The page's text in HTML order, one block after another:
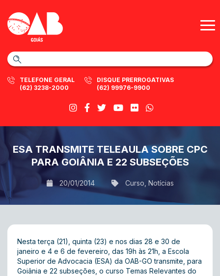
TELEFONE GERAL
(62) 3238-2000
DISQUE PRERROGATIVAS
(62) 99976-9900
ESA TRANSMITE TELEAULA SOBRE CPC
PARA GOIÂNIA E 22 SUBSEÇÕES
20/01/2014 Curso Notícias
Nesta terça (21), quinta (23) e nos dias 28 e 30 de
janeiro e 4 e 6 de fevereiro, das 19h às 21h, a Escola
Superior de Advocacia (ESA) da OAB-GO transmite, para
Goiânia e 22 subseções, o curso Temas Relevantes do